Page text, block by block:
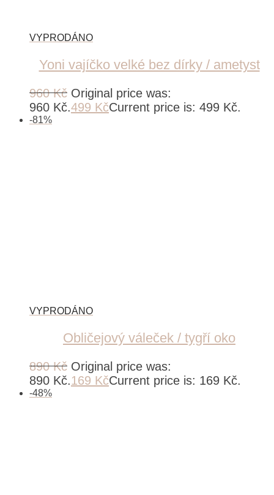
Yoni vajíčko velké bez dírky / ametyst
960Kč Original price was:
960 Kč.499 KčCurrent price is: 499 Kč.
-81%
Obličejový váleček / tygří oko
890Kč Original price was:
890 Kč.169 KčCurrent price is: 169 Kč.
-48%